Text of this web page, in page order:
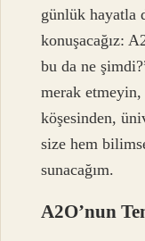
günlük hayatla
konuşacağız:
bu da ne
merak
köşesinden,
size hem
sunacağım.
A2O’nun